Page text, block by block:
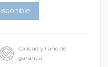
Calidad y 1 año de
garantía